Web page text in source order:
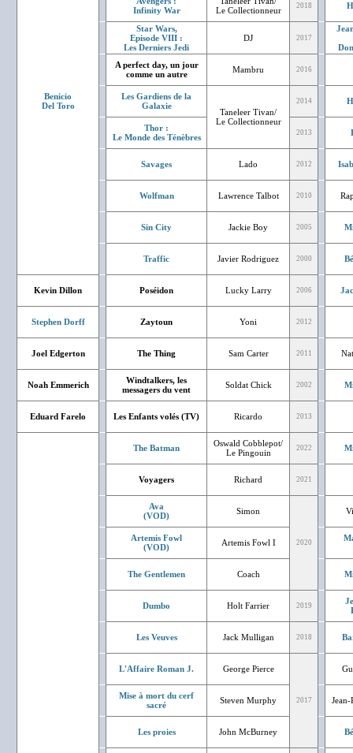
Benicio
Del Toro
Infinity War
Le Collectionneur
2018
Star Wars,
Episode VIII :
Les Derniers Jedi
DJ 2017
A perfect day, un jour
comme un autre
Mambru 2016
Les Gardiens de la
Galaxie
Taneleer Tivan/
Le Collectionneur
2014
Thor :
Le Monde des Ténèbres
2013
Savages Lado 2012
Wolfman Lawrence Talbot 2010
Sin City Jackie Boy 2005
Traffic Javier Rodriguez 2000
Kevin Dillon Poséidon Lucky Larry 2006
Stephen Dorff Zaytoun Yoni 2012
Joel Edgerton The Thing Sam Carter 2011
Noah Emmerich
Windtalkers, les
messagers du vent
Soldat Chick 2002
Eduard Farelo Les Enfants volés (TV) Ricardo 2013
The Batman
Oswald Cobblepot/
Le Pingouin
2022
Voyagers Richard 2021
Ava
(VOD)
Simon
2020
Artemis Fowl
(VOD)
Artemis Fowl I
The Gentlemen Coach
Dumbo Holt Farrier 2019
Les Veuves Jack Mulligan 2018
L'Affaire Roman J. George Pierce
2017
Mise à mort du cerf
sacré
Steven Murphy
Les proies John McBurney